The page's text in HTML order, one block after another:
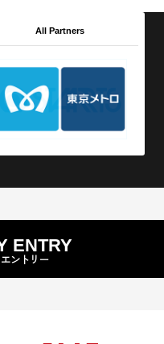
All Partners
ENTRY
ントリー